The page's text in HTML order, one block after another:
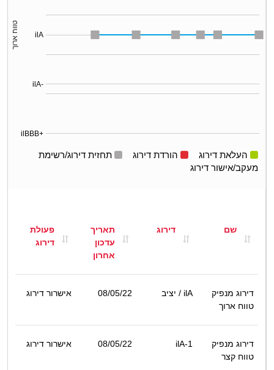
ilBBB+
ilA-
ilA טווח ארוך
העלאת דירוג הורדת דירוג
תחזית דירוג/רשימת
מעקב/אישור דירוג
שם דירוג
תאריך
עדכון
אחרון
פעולת
דירוג
דירוג מנפיק
טווח ארוך
ilA / יציב 08/05/22 אישרור דירוג
דירוג מנפיק
טווח קצר
ilA-1
08/05/22 אישרור דירוג